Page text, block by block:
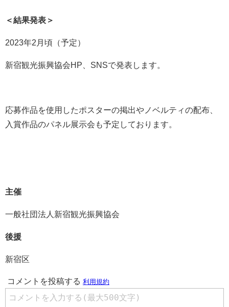
＜結果発表＞
2023年2月頃（予定）
新宿観光振興協会HP、SNSで発表します。
応募作品を使用したポスターの掲出やノベルティの配布、
入賞作品のパネル展示会も予定しております。
主催
一般社団法人新宿観光振興協会
後援
新宿区